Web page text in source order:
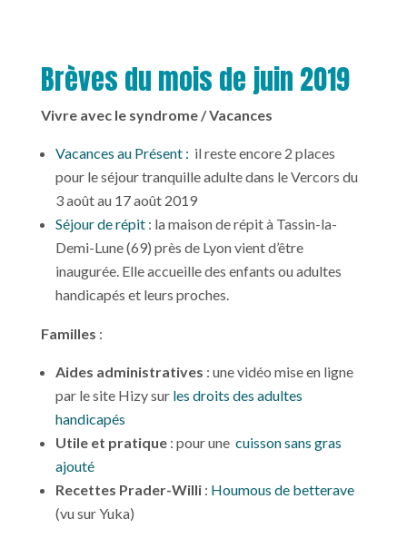
Brèves du mois de juin 2019
Vivre avec le syndrome / Vacances
Vacances au Présent: il reste encore 2 places
pour le séjour tranquille adulte dans le Vercors du
3 août au 17 août 2019
Séjour de répit: la maison de répit à Tassin-la-
Demi-Lune (69) près de Lyon vient d’être
inaugurée. Elle accueille des enfants ou adultes
handicapés et leurs proches.
Familles :
Aides administratives : une vidéo mise en ligne
par le site Hizy surles droits des adultes
handicapés
Utile et pratique: pour une cuisson sans gras
ajouté
Recettes Prader-Willi: Houmous de betterave
(vu sur Yuka)